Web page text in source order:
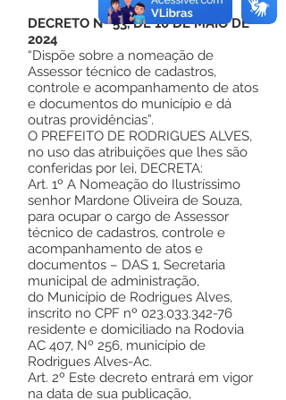
DECRETO Nº 53, DE 10 DE MAIO DE
2024
“Dispõe sobre a nomeação de
Assessor técnico de cadastros,
controle e acompanhamento de atos
e documentos do município e dá
outras providências”.
O PREFEITO DE RODRIGUES ALVES,
no uso das atribuições que lhes são
conferidas por lei, DECRETA:
Art. 1º A Nomeação do Ilustríssimo
senhor Mardone Oliveira de Souza,
para ocupar o cargo de Assessor
técnico de cadastros, controle e
acompanhamento de atos e
documentos – DAS 1, Secretaria
municipal de administração,
do Município de Rodrigues Alves,
inscrito no CPF nº 023.033.342-76
residente e domiciliado na Rodovia
AC 407, Nº 256, município de
Rodrigues Alves-Ac.
Art. 2º Este decreto entrará em vigor
na data de sua publicação,